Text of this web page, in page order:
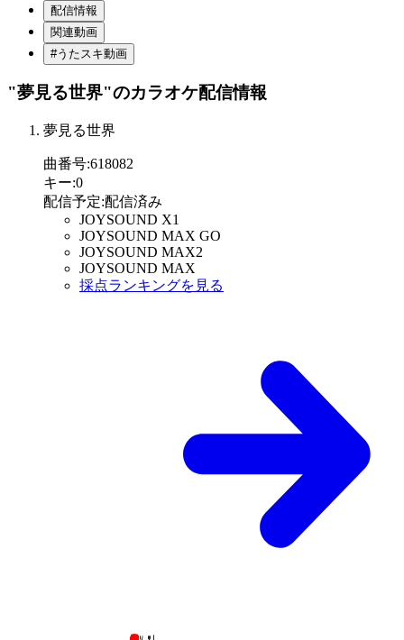
配信情報
関連動画
#うたスキ動画
"夢見る世界"のカラオケ配信情報
夢見る世界
曲番号:618082
キー:0
配信予定:配信済み
JOYSOUND X1
JOYSOUND MAX GO
JOYSOUND MAX2
JOYSOUND MAX
採点ランキングを見る